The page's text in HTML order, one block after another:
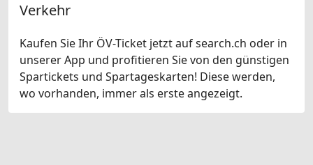
Verkehr
Kaufen Sie Ihr ÖV-Ticket jetzt auf search.ch oder in
unserer App und profitieren Sie von den günstigen
Spartickets und Spartageskarten! Diese werden,
wo vorhanden, immer als erste angezeigt.